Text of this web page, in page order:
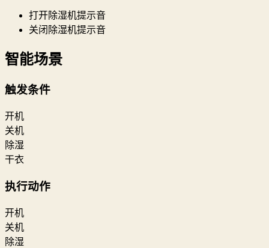
打开除湿机提示音
关闭除湿机提示音
智能场景
触发条件
开机
关机
除湿
干衣
执行动作
开机
关机
除湿